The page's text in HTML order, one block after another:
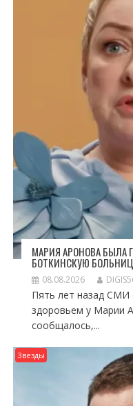
МАРИЯ АРОНОВА БЫЛА
БОТКИНСКУЮ
08.08.2026
Пять лет назад
здоровьем у Марии
сообщалось,...
Звезды